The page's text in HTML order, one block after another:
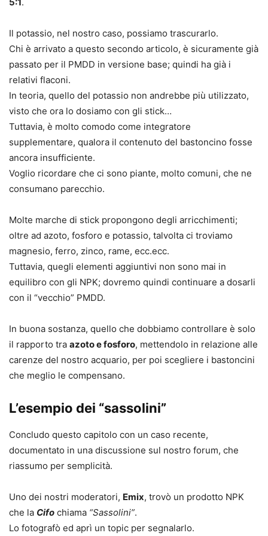
Il potassio, nel nostro caso, possiamo trascurarlo.
Chi è arrivato a questo secondo articolo, è sicuramente già
passato per il PMDD in versione base; quindi ha già i
relativi flaconi.
In teoria, quello del potassio non andrebbe più utilizzato,
visto che ora lo dosiamo con gli stick…
Tuttavia, è molto comodo come integratore
supplementare, qualora il contenuto del bastoncino fosse
ancora insufficiente.
Voglio ricordare che ci sono piante, molto comuni, che ne
consumano parecchio.
Molte marche di stick propongono degli arricchimenti;
oltre ad azoto, fosforo e potassio, talvolta ci troviamo
magnesio, ferro, zinco, rame, ecc.ecc.
Tuttavia, quegli elementi aggiuntivi non sono mai in
equilibro con gli NPK; dovremo quindi continuare a dosarli
con il “vecchio” PMDD.
In buona sostanza, quello che dobbiamo controllare è solo
il rapporto tra azoto e fosforo, mettendolo in relazione alle
carenze del nostro acquario, per poi scegliere i bastoncini
che meglio le compensano.
L’esempio dei “sassolini”
Concludo questo capitolo con un caso recente,
documentato in una discussione sul nostro forum, che
riassumo per semplicità.
Uno dei nostri moderatori, Emix, trovò un prodotto NPK
che la Cifo chiama “Sassolini”.
Lo fotografò ed aprì un topic per segnalarlo.